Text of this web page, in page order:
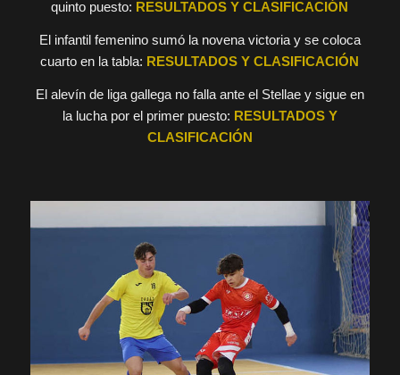
quinto puesto: RESULTADOS Y CLASIFICACIÓN
El infantil femenino sumó la novena victoria y se coloca
cuarto en la tabla: RESULTADOS Y CLASIFICACIÓN
El alevín de liga gallega no falla ante el Stellae y sigue en
la lucha por el primer puesto: RESULTADOS Y
CLASIFICACIÓN